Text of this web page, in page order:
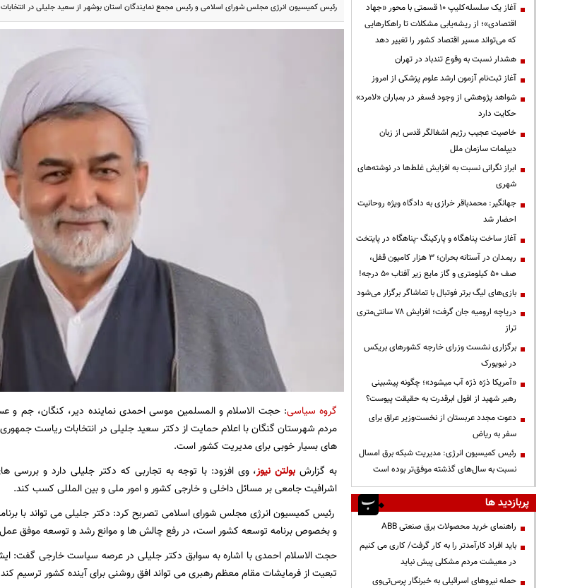
رئیس کمیسیون انرژی مجلس شورای اسلامی و رئیس مجمع نمایندگان استان بوشهر از سعید جلیلی در
گروه سیاسی: حجت الاسلام و المسلمین موسی احمدی نماینده دیر، کنگان، جم
مردم شهرستان گنگان با اعلام حمایت از دکتر سعید جلیلی در انتخابات ریاست
های بسیار خوبی برای مدیریت کشور است.
به گزارش بولتن نیوز، وی افزود: با توجه به تجاربی که دکتر جلیلی دارد و
اشرافیت جامعی بر مسائل داخلی و خارجی کشور و امور ملی و بین المللی کسب کند.
رئیس کمیسیون انرژی مجلس شورای اسلامی تصریح کرد: دکتر جلیلی می تواند با
و بخصوص برنامه توسعه کشور است، در رفع چالش ها و موانع رشد و توسعه موفق
حجت الاسلام احمدی با اشاره به سوابق دکتر جلیلی در عرصه سیاست خارجی گفت:
تبعیت از فرمایشات مقام معظم رهبری می تواند افق روشنی برای آینده کشور ترسیم
آغاز یک سلسله‌کلیپ ۱۰ قسمتی با محور «جهاد
اقتصادی»؛ از ریشه‌یابی مشکلات تا راهکارهایی
که می‌تواند مسیر اقتصاد کشور را تغییر دهد
هشدار نسبت به وقوع تندباد در تهران
آغاز ثبت‌نام آزمون ارشد علوم پزشکی از امروز
شواهد پژوهشی از وجود فسفر در بمباران «لامرد»
حکایت دارد
خاصیت عجیب رژیم اشغالگر قدس از زبان
دیپلمات سازمان ملل
ابراز نگرانی نسبت به افزایش غلط‌ها در نوشته‌های
شهری
جهانگیر: محمدباقر خرازی به دادگاه ویژه روحانیت
احضار شد
آغاز ساخت پناهگاه و پارکینگ -پناهگاه در پایتخت
ریمـدان در آستانه بحران؛ ۳ هزار کامیون قفل،
صف ۵۰ کیلومتری و گاز مایع زیر آفتاب ۵۰ درجه!
بازی‌های لیگ برتر فوتبال با تماشاگر برگزار می‌شود
دریاچه ارومیه جان گرفت؛ افزایش ۷۸ سانتی‌متری
تراز
برگزاری نشست وزرای خارجه کشورهای بریکس
در نیویورک
«آمریکا ذرّه ذرّه آب میشود»؛ چگونه پیشبینی
رهبر شهید از افول ابرقدرت به حقیقت پیوست؟
دعوت مجدد عربستان از نخست‌وزیر عراق برای
سفر به ریاض
رئیس کمیسیون انرژی: مدیریت شبکه برق امسال
نسبت به سال‌های گذشته موفق‌تر بوده است
پربازدید ها
راهنمای خرید محصولات برق صنعتی ABB
باید افراد کارآمدتر را به کار گرفت/ کاری می کنیم
در معیشت مردم مشکلی پیش نیاید
حمله نیروهای اسرائیلی به خبرنگار پرس‌تی‌وی